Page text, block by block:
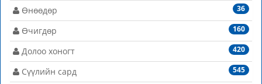
36
Өнөөдөр
160
Өчигдөр
420
Долоо хоногт
545
Сүүлийн сард